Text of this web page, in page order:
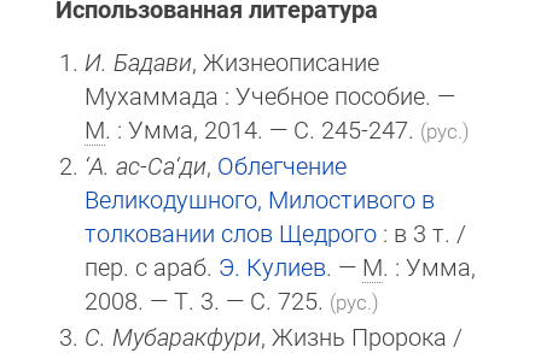
Использованная литература
И. Бадави, Жизнеописание
Мухаммада : Учебное пособие. —
М. : Умма, 2014. — С. 245-247. (рус.)
‘А. ас-Са‘ди, Облегчение
Великодушного, Милостивого в
толковании слов Щедрого : в 3 т. /
пер. с араб. Э. Кулиев. — М. : Умма,
2008. — Т. 3. — С. 725. (рус.)
С. Мубаракфури, Жизнь Пророка /